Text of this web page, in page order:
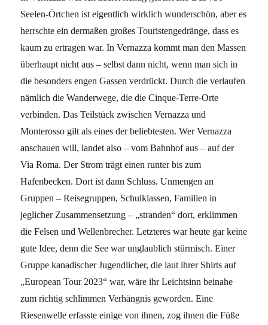
Seelen-Örtchen ist eigentlich wirklich wunderschön, aber es
herrschte ein dermaßen großes Touristengedränge, dass es
kaum zu ertragen war. In Vernazza kommt man den Massen
überhaupt nicht aus – selbst dann nicht, wenn man sich in
die besonders engen Gassen verdrückt. Durch die verlaufen
nämlich die Wanderwege, die die Cinque-Terre-Orte
verbinden. Das Teilstück zwischen Vernazza und
Monterosso gilt als eines der beliebtesten. Wer Vernazza
anschauen will, landet also – vom Bahnhof aus – auf der
Via Roma. Der Strom trägt einen runter bis zum
Hafenbecken. Dort ist dann Schluss. Unmengen an
Gruppen – Reisegruppen, Schulklassen, Familien in
jeglicher Zusammensetzung – „stranden“ dort, erklimmen
die Felsen und Wellenbrecher. Letzteres war heute gar keine
gute Idee, denn die See war unglaublich stürmisch. Einer
Gruppe kanadischer Jugendlicher, die laut ihrer Shirts auf
„European Tour 2023“ war, wäre ihr Leichtsinn beinahe
zum richtig schlimmen Verhängnis geworden. Eine
Riesenwelle erfasste einige von ihnen, zog ihnen die Füße